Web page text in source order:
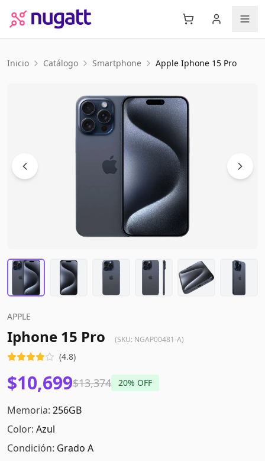
Inicio Catálogo Smartphone Apple Iphone 15 Pro
APPLE
Iphone 15 Pro (SKU: NGAP00481-A)
(4.8)
$10,699$13,374 20% OFF
Memoria: 256GB
Color: Azul
Condición: Grado A